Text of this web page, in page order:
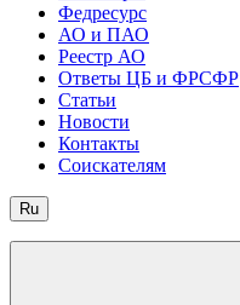
Федресурс
АО и ПАО
Реестр АО
Ответы ЦБ и ФРСФР
Статьи
Новости
Контакты
Соискателям
Ru